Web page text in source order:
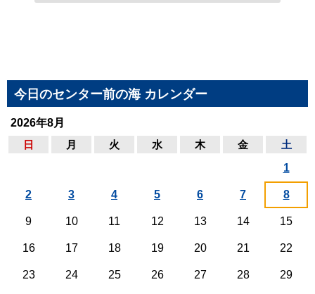
今日のセンター前の海 カレンダー
2026年8月
日
月 火 水 木 金 土
1
2 3 4 5 6 7 8
9 10 11 12 13 14 15
16 17 18 19 20 21 22
23 24 25 26 27 28 29